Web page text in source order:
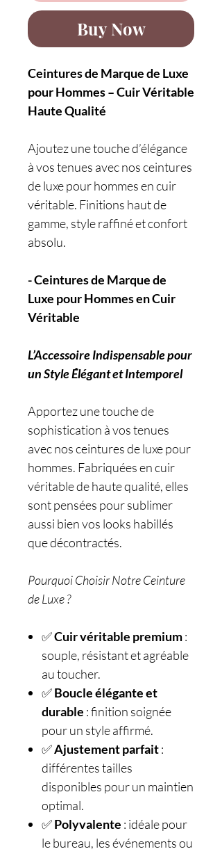
Buy Now
Ceintures de Marque de Luxe
pour Hommes – Cuir Véritable
Haute Qualité
Ajoutez une touche d’élégance
à vos tenues avec nos ceintures
de luxe pour hommes en cuir
véritable. Finitions haut de
gamme, style raffiné et confort
absolu.
- Ceintures de Marque de
Luxe pour Hommes en Cuir
Véritable
L’Accessoire Indispensable pour
un Style Élégant et Intemporel
Apportez une touche de
sophistication à vos tenues
avec nos ceintures de luxe pour
hommes. Fabriquées en cuir
véritable de haute qualité, elles
sont pensées pour sublimer
aussi bien vos looks habillés
que décontractés.
Pourquoi Choisir Notre Ceinture
de Luxe ?
✅Cuir véritable premium:
souple, résistant et agréable
au toucher.
✅Boucle élégante et
durable : finition soignée
pour un style affirmé.
✅Ajustement parfait:
différentes tailles
disponibles pour un maintien
optimal.
✅Polyvalente : idéale pour
le bureau, les événements ou